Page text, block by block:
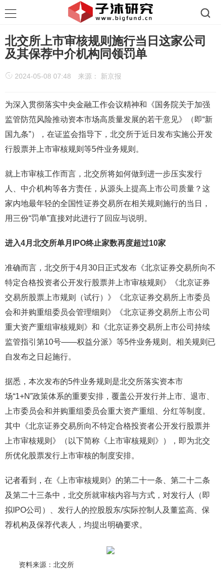
北交所上市审核规则施行当日这家公司
及其保荐中介机构同领罚单
2024-05-08 07:48 来源： 新京报
为深入贯彻落实中央金融工作会议精神和《国务院关于加强
监管防范风险推动资本市场高质量发展的若干意见》（即“新
国九条”），在证监会指导下，北交所于近日发布实施公开发
行股票并上市审核规则等5件业务规则。
就上市审核工作而言，北交所将如何做到进一步压实发行
人、中介机构等各方责任，从源头上提高上市公司质量？这
家内地最年轻的全国性证券交易所在相关规则施行的当日，
用三份“罚单”直接对此进行了回应与说明。
进入4月北交所单月IPO终止家数再度超过10家
准确而言，北交所于4月30日正式发布《北京证券交易所向不
特定合格投资者公开发行股票并上市审核规则》《北京证券
交易所股票上市规则（试行）》《北京证券交易所上市委员
会和并购重组委员会管理细则》《北京证券交易所上市公司
重大资产重组审核规则》和《北京证券交易所上市公司持续
监管指引第10号——权益分派》等5件业务规则。相关规则已
自发布之日起施行。
据悉，本次发布的5件业务规则是北交所落实资本市
场“1+N”政策体系的重要安排，覆盖公开发行并上市、退市、
上市委员会和并购重组委员会重大资产重组、分红等制度。
其中《北京证券交易所向不特定合格投资者公开发行股票并
上市审核规则》（以下简称《上市审核规则》），即为北交
所优化股票发行上市审核的制度安排。
记者看到，在《上市审核规则》的第二十一条、第二十二条
及第二十三条中，北交所就审核内容与方式，对发行人（即
拟IPO公司）、发行人的控股股东/实际控制人及董监高、保
荐机构及保荐代表人，均提出明确要求。
资料来源：北交所